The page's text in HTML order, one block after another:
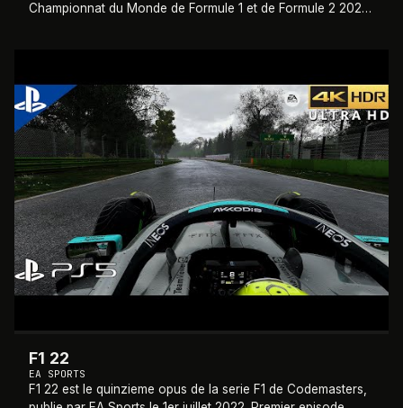
Championnat du Monde de Formule 1 et de Formule 2 2023.
F1 22
EA SPORTS
F1 22 est le quinzieme opus de la serie F1 de Codemasters,